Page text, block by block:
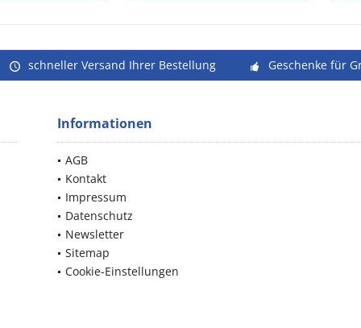
schneller Versand Ihrer Bestellung Geschenke für
Informationen
AGB
Kontakt
Impressum
Datenschutz
Newsletter
Sitemap
Cookie-Einstellungen